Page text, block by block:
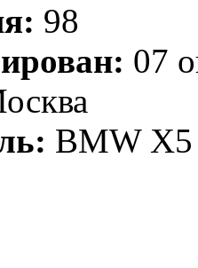
98
07
BMW X5